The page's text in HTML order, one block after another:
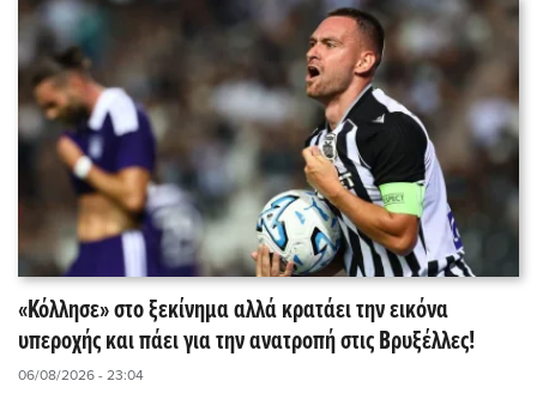
«Κόλλησε» στο ξεκίνημα αλλά κρατάει την εικόνα
υπεροχής και πάει για την ανατροπή στις Βρυξέλλες!
06/08/2026 - 23:04